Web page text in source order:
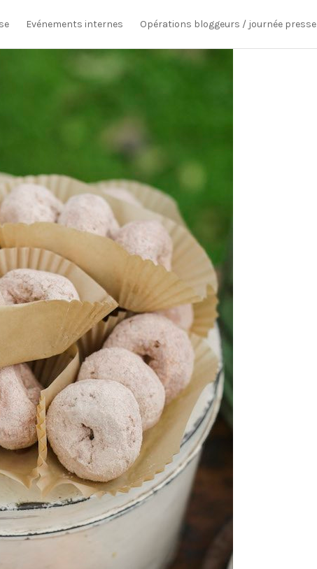
Evénements internes Opérations bloggeurs / journée presse